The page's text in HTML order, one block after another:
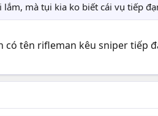
lắm, mà tụi kia ko biết cái vụ tiếp
có tên rifleman kêu sniper tiếp